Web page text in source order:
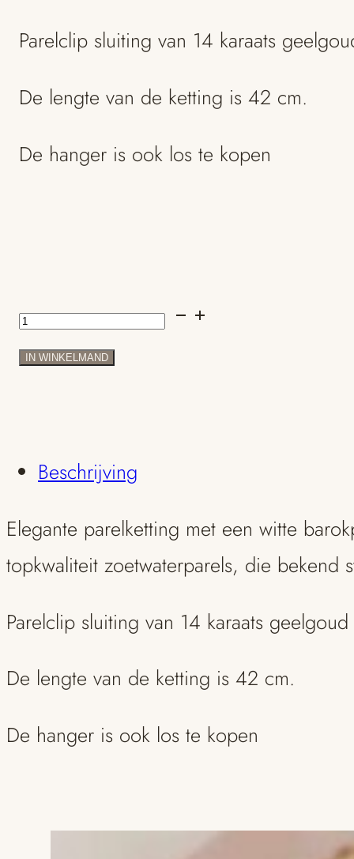
Parelclip sluiting van 14 karaats
De lengte van de ketting is 42 cm.
De hanger is ook los te kopen
Parelketting
met
parel
en
parelclip
sluiting
IN WINKELMAND
Beschrijving
Elegante parelketting met een witte
topkwaliteit zoetwaterparels, die bekend
Parelclip sluiting van 14 karaats geelgoud
De lengte van de ketting is 42 cm.
De hanger is ook los te kopen